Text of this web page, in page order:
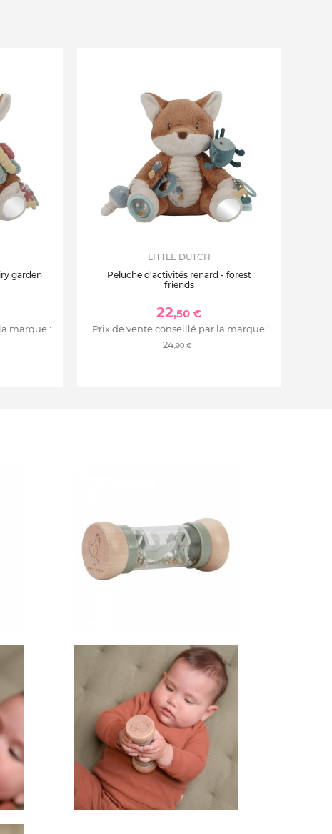
garden
marque :
LITTLE DUTCH
Peluche d'activités renard - forest
friends
22,50 €
Prix de vente conseillé par la marque :
24,90 €